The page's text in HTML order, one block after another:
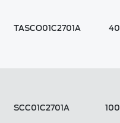
TASCO01C2701A 40
SCC01C2701A 100